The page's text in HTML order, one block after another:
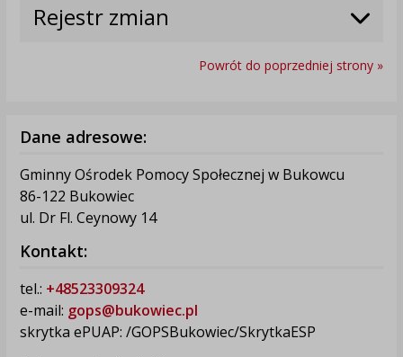
Rejestr zmian
Powrót do poprzedniej strony »
Dane adresowe:
Gminny Ośrodek Pomocy Społecznej w Bukowcu
86-122 Bukowiec
ul. Dr Fl. Ceynowy 14
Kontakt:
tel.: +48523309324
e-mail: gops@bukowiec.pl
skrytka ePUAP: /GOPSBukowiec/SkrytkaESP